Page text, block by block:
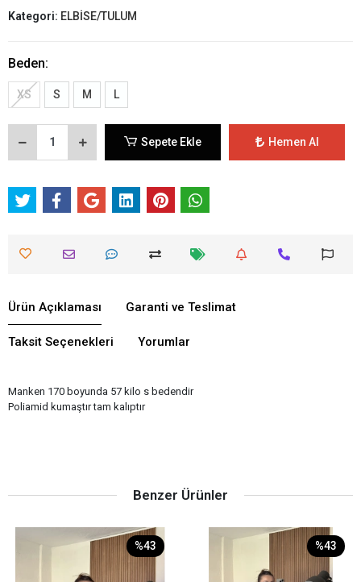
Kategori: ELBİSE/TULUM
Beden:
XS S M L
Sepete Ekle Hemen Al
Ürün Açıklaması Garanti ve Teslimat
Taksit Seçenekleri Yorumlar
Manken 170 boyunda 57 kilo s bedendir
Poliamid kumaştır tam kalıptır
Benzer Ürünler
%43 %43